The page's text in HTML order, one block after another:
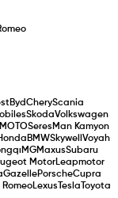
BydCheryScania
SkodaVolkswagen
Seres Man Kamyon
BMWSkywell Voyah
MGMaxusSubaru
MotorLeapmotor
GazellePorscheCupra
Lexus Tesla Toyota